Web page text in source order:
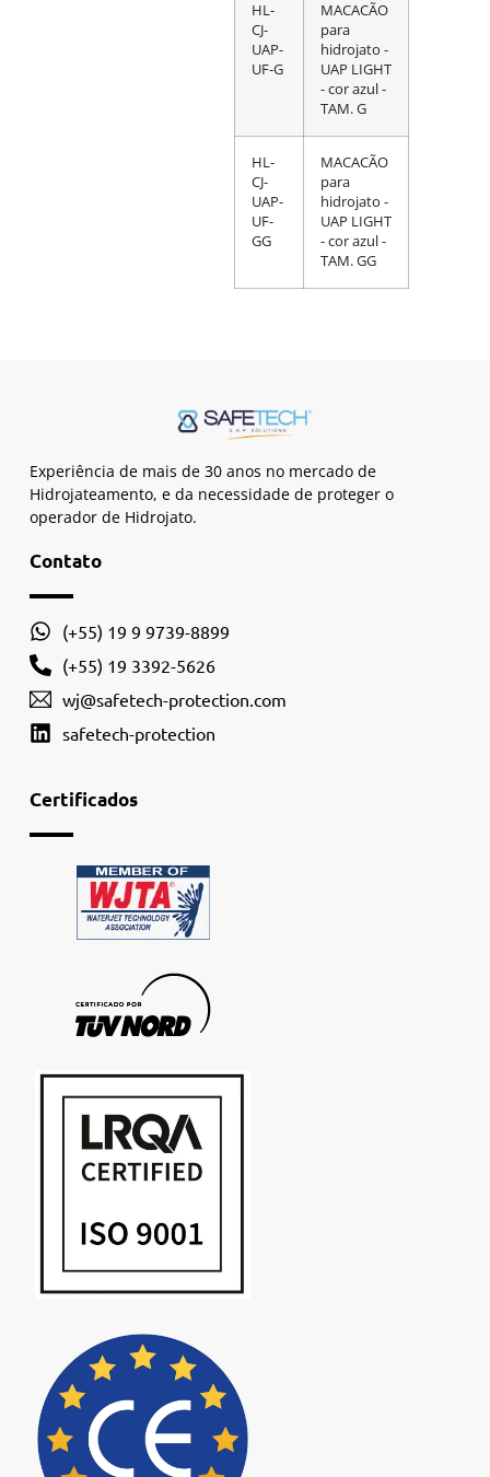
HL-
CJ-
UAP-
UF-G
MACACÃO
para
hidrojato -
UAP LIGHT
- cor azul -
TAM. G
HL-
CJ-
UAP-
UF-
GG
MACACÃO
para
hidrojato -
UAP LIGHT
- cor azul -
TAM. GG
Experiência de mais de 30 anos no mercado de
Hidrojateamento, e da necessidade de proteger o
operador de Hidrojato.
Contato
(+55) 19 9 9739-8899
(+55) 19 3392-5626
wj@safetech-protection.com
safetech-protection
Certificados